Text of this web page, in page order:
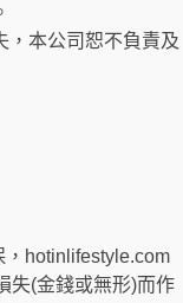
，本公司恕不負責及
hotinlifestyle.com
失(金錢或無形)而作